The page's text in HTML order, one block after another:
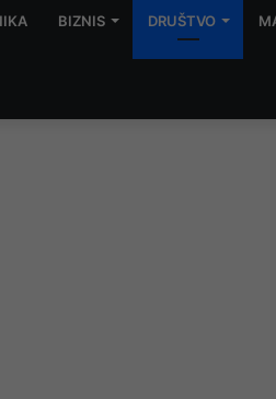
BIZNIS DRUŠTVO